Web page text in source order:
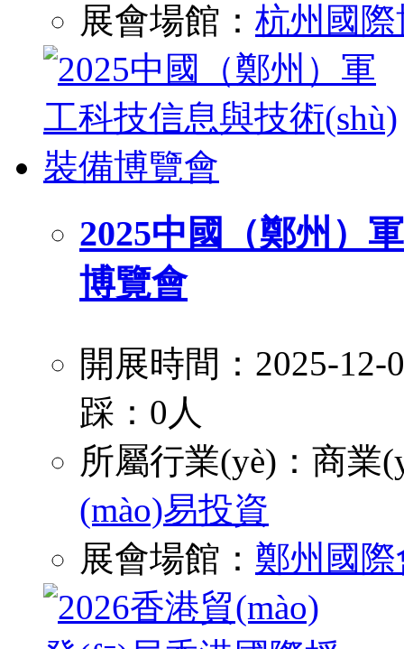
展會場館： 杭州國
2025中國（鄭州）
博覽會
開展時間：2025-
踩：0人
所屬行業(yè)： 商業
(mào)易投資
展會場館： 鄭州國